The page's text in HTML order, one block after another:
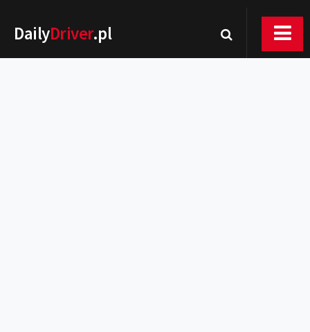
DailyDriver.pl